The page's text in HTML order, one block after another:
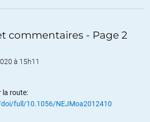
commentaires - Page 2
à 15h11
la route:
full/10.1056/NEJMoa2012410